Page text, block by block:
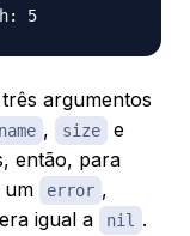
argumentos
name , size e
então, para
error ,
igual a nil .